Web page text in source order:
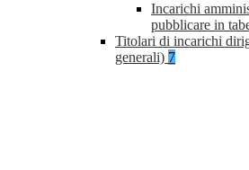
Incarichi
pubblicare in
Titolari di incarichi
generali) 7